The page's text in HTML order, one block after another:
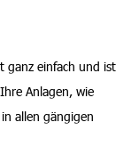
ganz einfach und ist
Anlagen, wie
allen gängigen